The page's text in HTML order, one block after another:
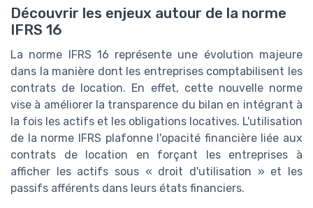
Découvrir les enjeux autour de la norme
IFRS 16
La norme IFRS 16 représente une évolution majeure
dans la manière dont les entreprises comptabilisent les
contrats de location. En effet, cette nouvelle norme
vise à améliorer la transparence du bilan en intégrant à
la fois les actifs et les obligations locatives. L'utilisation
de la norme IFRS plafonne l'opacité financière liée aux
contrats de location en forçant les entreprises à
afficher les actifs sous « droit d'utilisation » et les
passifs afférents dans leurs états financiers.